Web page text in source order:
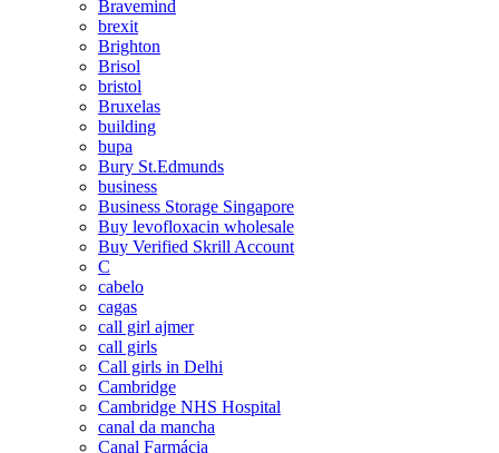
Bravemind
brexit
Brighton
Brisol
bristol
Bruxelas
building
bupa
Bury St.Edmunds
business
Business Storage Singapore
Buy levofloxacin wholesale
Buy Verified Skrill Account
C
cabelo
cagas
call girl ajmer
call girls
Call girls in Delhi
Cambridge
Cambridge NHS Hospital
canal da mancha
Canal Farmácia